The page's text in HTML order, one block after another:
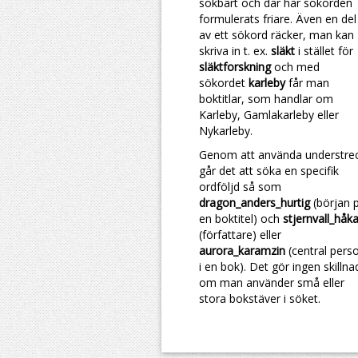
formulerats friare. Även en del
av ett sökord räcker, man kan
skriva in t. ex. släkt i stället för
släktforskningoch med
sökordet karlebyfår man
boktitlar, som handlar om
Karleby, Gamlakarleby eller
Nykarleby.
Genom att använda
går det att söka en specifik
ordföljd så som
dragon_anders_hurtig(början
en boktitel) och
(författare) eller
aurora_karamzin (central
i en bok). Det gör ingen
om man använder små eller
stora bokstäver i söket.